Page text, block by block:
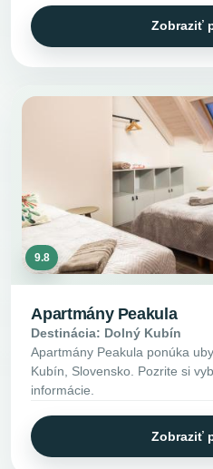
Zobraziť
9.8
Apartmány Peakula
Destinácia: Dolný Kubín
Apartmány Peakula ponúka
Kubín, Slovensko. Pozrite si
informácie.
Zobraziť